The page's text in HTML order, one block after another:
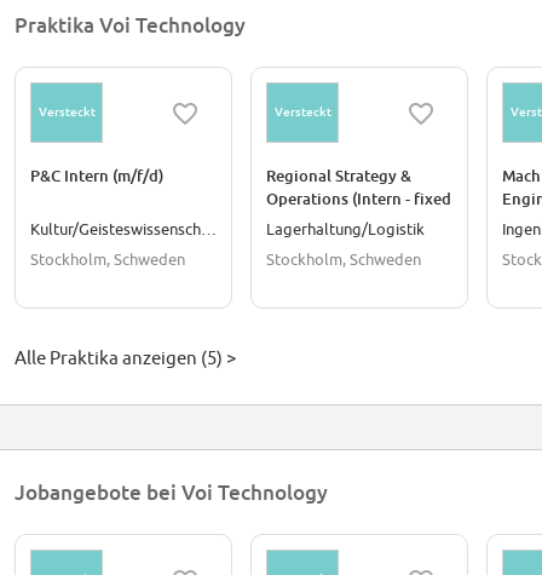
Praktika Voi Technology
Versteckt
P&C Intern (m/f/d)
Stockholm, Schweden
Versteckt
Regional Strategy &
Operations (Intern - fixed
term, part time)
Lagerhaltung/Logistik
Stockholm, Schweden
Time
Alle Praktika anzeigen (5) >
Jobangebote bei Voi Technology